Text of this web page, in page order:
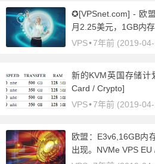
✪[VPSnet.com] - 欧
月2.25美元，1GB内
VPS•7年前 (2019-
新的KVM英国存储计
Card / Crypto]
VPS•7年前 (2019-
欧盟：E3v6,16GB内
出现。NVMe VPS